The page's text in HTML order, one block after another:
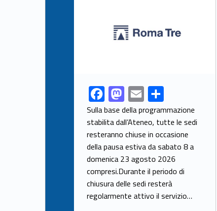
Link identifier share facebook archive #share-link-archive-25173F
ac
e
b
o
o
k
M
as
to
d
o
n
E
m
ai
l
S
h
ar
e
Sulla base della programmazione
stabilita dall’Ateneo, tutte le sedi
resteranno chiuse in occasione
della pausa estiva da sabato 8 a
domenica 23 agosto 2026
compresi.Durante il periodo di
chiusura delle sedi resterà
regolarmente attivo il servizio…